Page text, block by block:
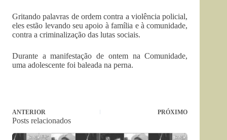
Gritando palavras de ordem contra a violência policial,
eles estão levando seu apoio à família e à comunidade,
contra a criminalização das lutas sociais.
Durante a manifestação de ontem na Comunidade,
uma adolescente foi baleada na perna.
ANTERIOR PRÓXIMO
Posts relacionados